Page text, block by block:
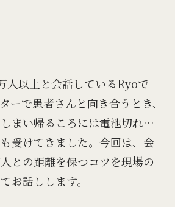
人以上と会話しているRyoで
ーで患者さんと向き合うとき、
まい帰るころには電池切れ…
受けてきました。今回は、会
との距離を保つコツを現場の
お話しします。